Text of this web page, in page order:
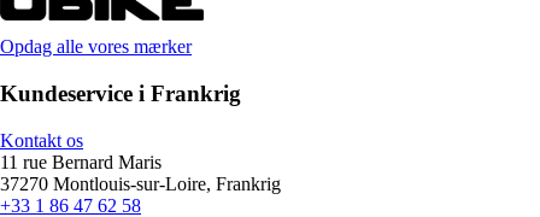
Opdag alle vores mærker
Kundeservice i Frankrig
Kontakt os
11 rue Bernard Maris
37270 Montlouis-sur-Loire, Frankrig
+33 1 86 47 62 58